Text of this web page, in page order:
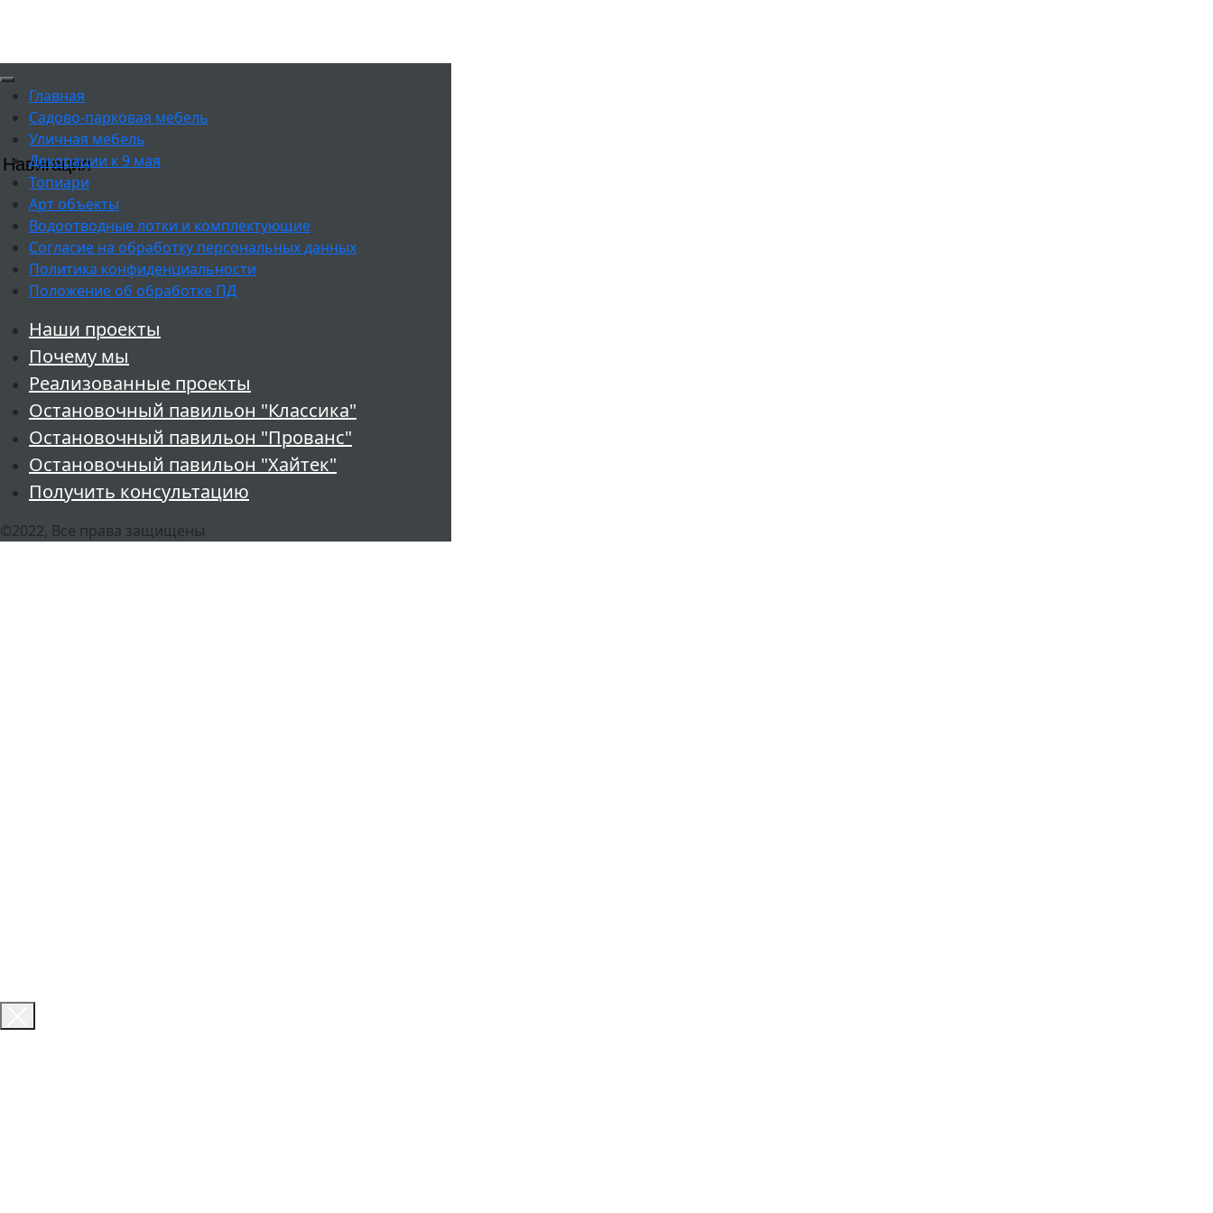
Навигация
Главная
Садово-парковая мебель
Уличная мебель
Декорации к 9 мая
Топиари
Арт объекты
Водоотводные лотки и комплектующие
Согласие на обработку персональных данных
Политика конфиденциальности
Положение об обработке ПД
Наши проекты
Почему мы
Реализованные проекты
Остановочный павильон "Классика"
Остановочный павильон "Прованс"
Остановочный павильон "Хайтек"
Получить консультацию
©2022, Все права защищены